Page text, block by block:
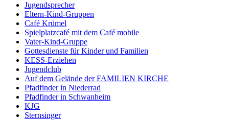
Jugendsprecher
Eltern-Kind-Gruppen
Café Krümel
Spielplatzcafé mit dem Café mobile
Vater-Kind-Gruppe
Gottesdienste für Kinder und Familien
KESS-Erziehen
Jugendclub
Auf dem Gelände der FAMILIEN KIRCHE
Pfadfinder in Niederrad
Pfadfinder in Schwanheim
KJG
Sternsinger